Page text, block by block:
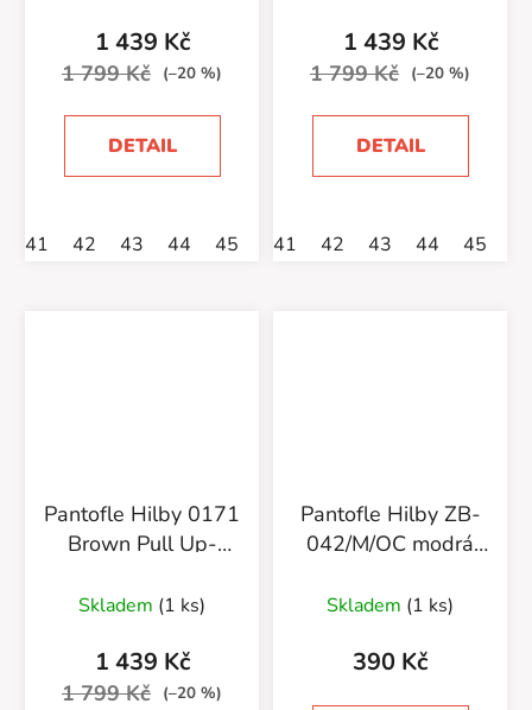
1 439 Kč
1 799 Kč (–20 %)
DETAIL
41 42 43 44 45
1 439 Kč
1 799 Kč (–20 %)
DETAIL
41 42 43 44 45
Pantofle Hilby 0171
Brown Pull Up-
Skladem (1 ks)
1 439 Kč
1 799 Kč (–20 %)
Pantofle Hilby ZB-
042/M/OC modrá
Skladem (1 ks)
390 Kč